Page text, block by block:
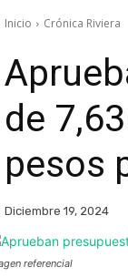
Inicio Crónica Riviera
de
pesos
Diciembre 19, 2024
referencial